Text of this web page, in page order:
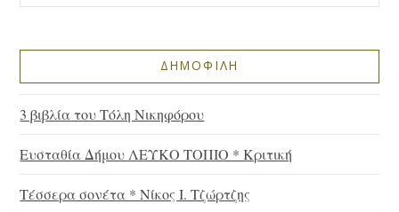
ΔΗΜΟΦΙΛΗ
3 βιβλία του Τόλη Νικηφόρου
Ευσταθία Δήμου ΛΕΥΚΟ ΤΟΠΙΟ * Κριτική
Τέσσερα σονέτα * Νίκος Ι. Τζώρτζης